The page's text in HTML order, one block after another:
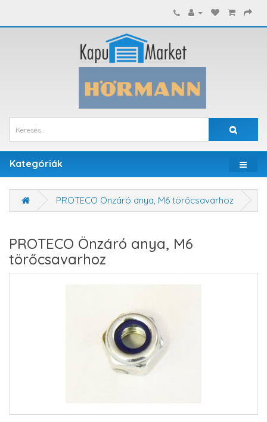
Kategóriák
PROTECO Önzáró anya, M6 törőcsavarhoz
PROTECO Önzáró anya, M6
törőcsavarhoz